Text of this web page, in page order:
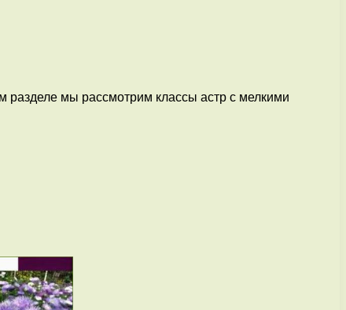
разделе мы рассмотрим классы астр с мелкими